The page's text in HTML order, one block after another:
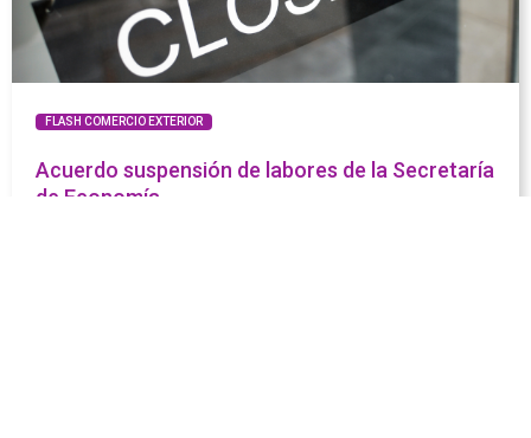
FLASH COMERCIO EXTERIOR
Acuerdo suspensión de labores de la Secretaría
de Economía